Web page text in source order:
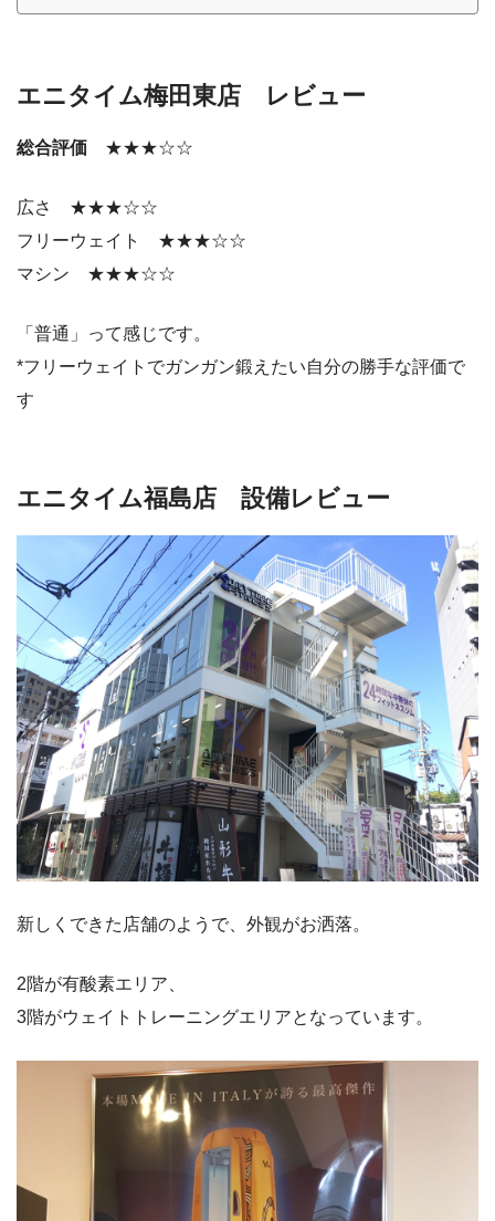
エニタイム梅田東店 レビュー
総合評価 ★★★☆☆
広さ ★★★☆☆
フリーウェイト ★★★☆☆
マシン ★★★☆☆
「普通」って感じです。
*フリーウェイトでガンガン鍛えたい自分の勝手な評価で
す
エニタイム福島店 設備レビュー
新しくできた店舗のようで、外観がお洒落。
2階が有酸素エリア、
3階がウェイトトレーニングエリアとなっています。